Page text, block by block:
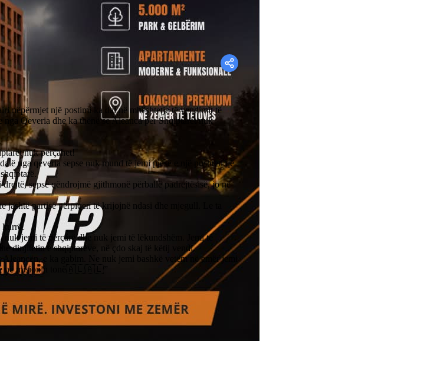
nëpërmjet një postimi ka dal në mbështetje të vendimit të
Qeveria dhe ka thënë se Aleanca për Shqiptarët nuk
nuk përçahet!
nga qeveria sepse nuk mund të jemi pjesë e një pushteti që
sepse qëndrojmë gjithmonë përballë padrejtësisë, jo në
jashtë partisë përpiqen të krijojnë ndasi dhe mjegull. Le ta
kurrë.
nuk jemi të përçarë dhe nuk jemi të lëkundshëm. Jemi të
dinjitetin e shqiptarëve, në çdo skaj të këtij vendi.
e ka gabim. Ne nuk jemi bashkë vetëm në emër jemi
në misionin tonë🇦🇱🇦🇱”